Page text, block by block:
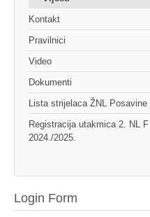
Kontakt
Pravilnici
Video
Dokumenti
Lista strijelaca ŽNL Posavine
Registracija utakmica 2. NL
2024./2025.
Login Form